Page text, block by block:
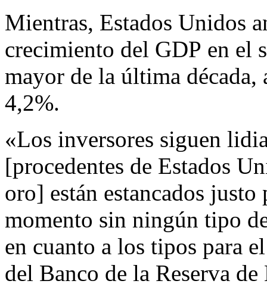
Mientras, Estados Unidos
crecimiento del GDP en el
mayor de la última década,
4,2%.
«Los inversores siguen
[procedentes de Estados
oro] están estancados
momento sin ningún tipo
en cuanto a los tipos para
del Banco de la Reserva